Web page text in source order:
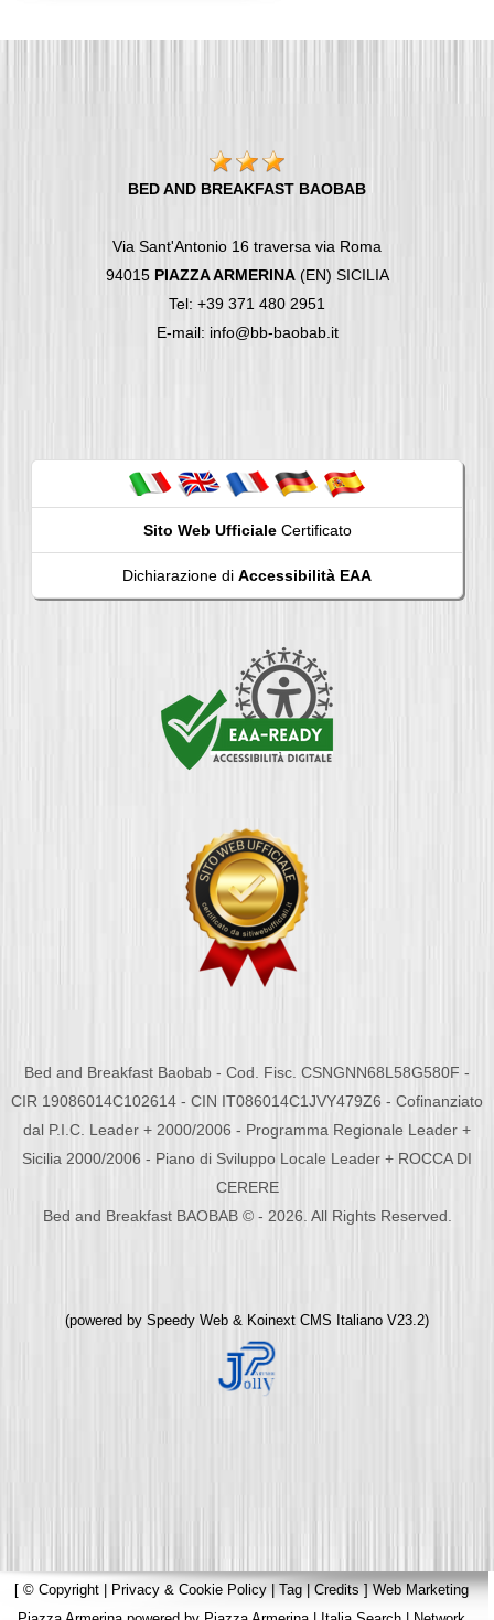
BED AND BREAKFAST BAOBAB
Via Sant'Antonio 16 traversa via Roma
94015 PIAZZA ARMERINA(EN) SICILIA
Tel: +39 371 480 2951
E-mail: info@bb-baobab.it
Sito Web UfficialeCertificato
Dichiarazione di Accessibilità EAA
Bed and Breakfast Baobab - Cod. Fisc. CSNGNN68L58G580F -
CIR 19086014C102614 - CIN IT086014C1JVY479Z6 - Cofinanziato
dal P.I.C. Leader + 2000/2006 - Programma Regionale Leader +
Sicilia 2000/2006 - Piano di Sviluppo Locale Leader + ROCCA DI
CERERE
Bed and Breakfast BAOBAB © - 2026. All Rights Reserved.
(powered by Speedy Web & Koinext CMS Italiano V23.2)
[ © Copyright | Privacy & Cookie Policy | Tag|Credits]Web Marketing